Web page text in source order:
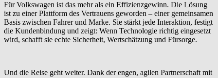
Für Volkswagen ist das mehr als ein Effizienzgewinn. Die Lösung
ist zu einer Plattform des Vertrauens geworden – einer gemeinsamen
Basis zwischen Fahrer und Marke. Sie stärkt jede Interaktion, festigt
die Kundenbindung und zeigt: Wenn Technologie richtig eingesetzt
wird, schafft sie echte Sicherheit, Wertschätzung und Fürsorge.
Und die Reise geht weiter. Dank der engen, agilen Partnerschaft mit